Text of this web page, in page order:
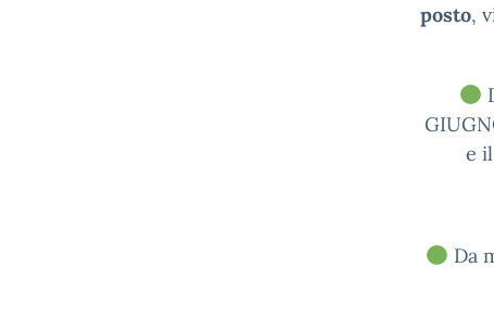
posto,
e
Da